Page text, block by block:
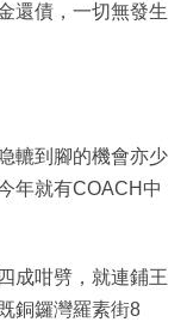
還債，一切無發生
轆到腳的機會亦少
年就有COACH中
成咁劈，就連鋪王
銅鑼灣羅素街8